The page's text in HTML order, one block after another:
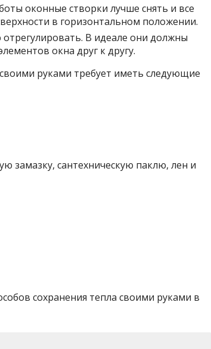
оконные створки лучше снять и все
в горизонтальном положении.
В идеале они должны
окна друг к другу.
руками требует иметь следующие
замазку, сантехническую паклю, лен и
сохранения тепла своими руками в